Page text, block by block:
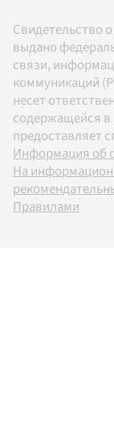
Свидетельство
выдано
связи,
коммуникаций
несет
содержащейся в
предоставляет
Информация об
На
Правилами